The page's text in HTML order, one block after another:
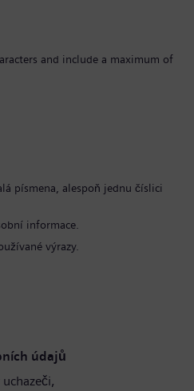
and include a maximum of
písmena, alespoň jednu číslici
informace.
výrazy.
údajů